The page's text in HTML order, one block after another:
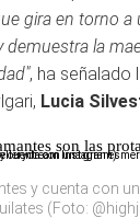
gira en torno a
demuestra la
, ha señalado
Lucia
son las
y cuenta con
(Foto: